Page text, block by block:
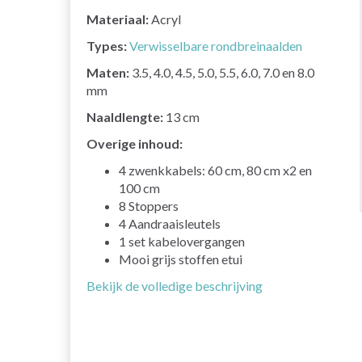
Materiaal:Acryl
Types:Verwisselbare rondbreinaalden
Maten: 3.5, 4.0, 4.5, 5.0, 5.5, 6.0, 7.0 en 8.0
mm
Naaldlengte: 13 cm
Overige inhoud:
4 zwenkkabels: 60 cm, 80 cm x2 en
100 cm
8 Stoppers
4 Aandraaisleutels
1 set kabelovergangen
Mooi grijs stoffen etui
Bekijk de volledige beschrijving